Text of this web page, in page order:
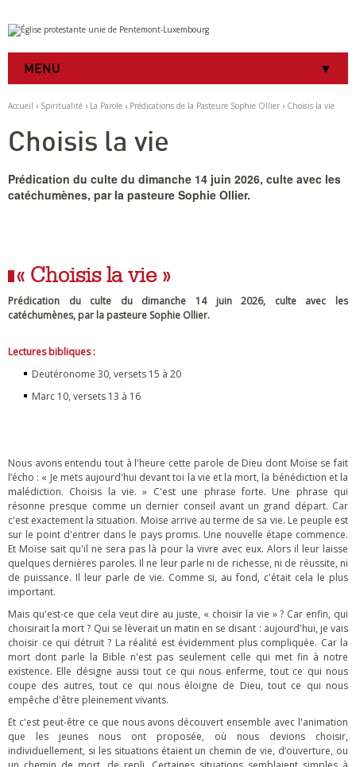
Aller
au
contenu.
à
navigation
Outils
personnels
MENU
Accueil › Spiritualité › La Parole › Prédications de la Pasteure Sophie Ollier › Choisis la vie
Choisis la vie
Prédication du culte du dimanche 14 juin 2026, culte avec les
catéchumènes, par la pasteure Sophie Ollier.
« Choisis la vie »
Prédication du culte du dimanche 14 juin 2026, culte avec les
catéchumènes, par la pasteure Sophie Ollier.
Lectures bibliques :
Deutéronome 30, versets 15 à 20
Marc 10, versets 13 à 16
Nous avons entendu tout à l'heure cette parole de Dieu dont Moïse se fait
l’écho : « Je mets aujourd'hui devant toi la vie et la mort, la bénédiction et la
malédiction. Choisis la vie. » C'est une phrase forte. Une phrase qui
résonne presque comme un dernier conseil avant un grand départ. Car
c'est exactement la situation. Moïse arrive au terme de sa vie. Le peuple est
sur le point d'entrer dans le pays promis. Une nouvelle étape commence.
Et Moïse sait qu'il ne sera pas là pour la vivre avec eux. Alors il leur laisse
quelques dernières paroles. Il ne leur parle ni de richesse, ni de réussite, ni
de puissance. Il leur parle de vie. Comme si, au fond, c'était cela le plus
important.
Mais qu'est-ce que cela veut dire au juste, « choisir la vie » ? Car enfin, qui
choisirait la mort ? Qui se lèverait un matin en se disant : aujourd'hui, je vais
choisir ce qui détruit ? La réalité est évidemment plus compliquée. Car la
mort dont parle la Bible n'est pas seulement celle qui met fin à notre
existence. Elle désigne aussi tout ce qui nous enferme, tout ce qui nous
coupe des autres, tout ce qui nous éloigne de Dieu, tout ce qui nous
empêche d'être pleinement vivants.
Et c'est peut-être ce que nous avons découvert ensemble avec l'animation
que les jeunes nous ont proposée, où nous devions choisir,
individuellement, si les situations étaient un chemin de vie, d’ouverture, ou